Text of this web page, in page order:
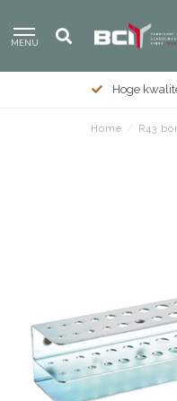
MENU
Hoge
Home / R43